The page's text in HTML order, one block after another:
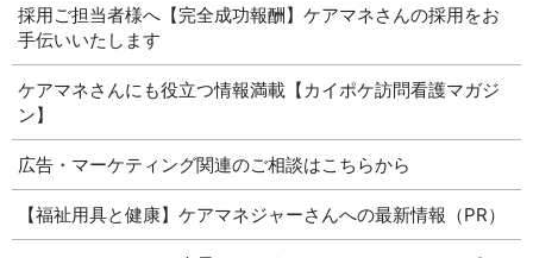
採用ご担当者様へ【完全成功報酬】ケアマネさんの採用をお
手伝いいたします
ケアマネさんにも役立つ情報満載【カイポケ訪問看護マガジ
ン】
広告・マーケティング関連のご相談はこちらから
【福祉用具と健康】ケアマネジャーさんへの最新情報（PR）